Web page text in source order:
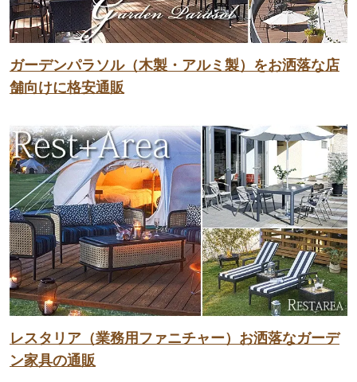
ガーデンパラソル（木製・アルミ製）をお洒落な店
舗向けに格安通販
レスタリア（業務用ファニチャー）お洒落なガーデ
ン家具の通販